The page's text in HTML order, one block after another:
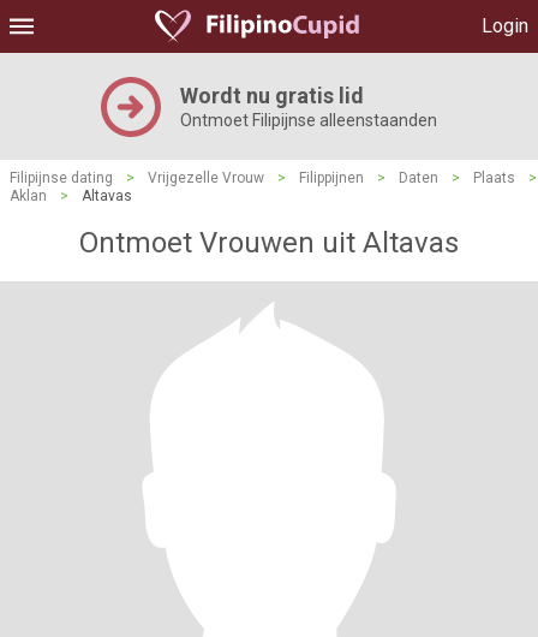
Login
Wordt nu gratis lid
Ontmoet Filipijnse alleenstaanden
Filipijnse dating > Vrijgezelle Vrouw > Filippijnen > Daten > Plaats
>
Aklan
> Altavas
Ontmoet Vrouwen uit Altavas